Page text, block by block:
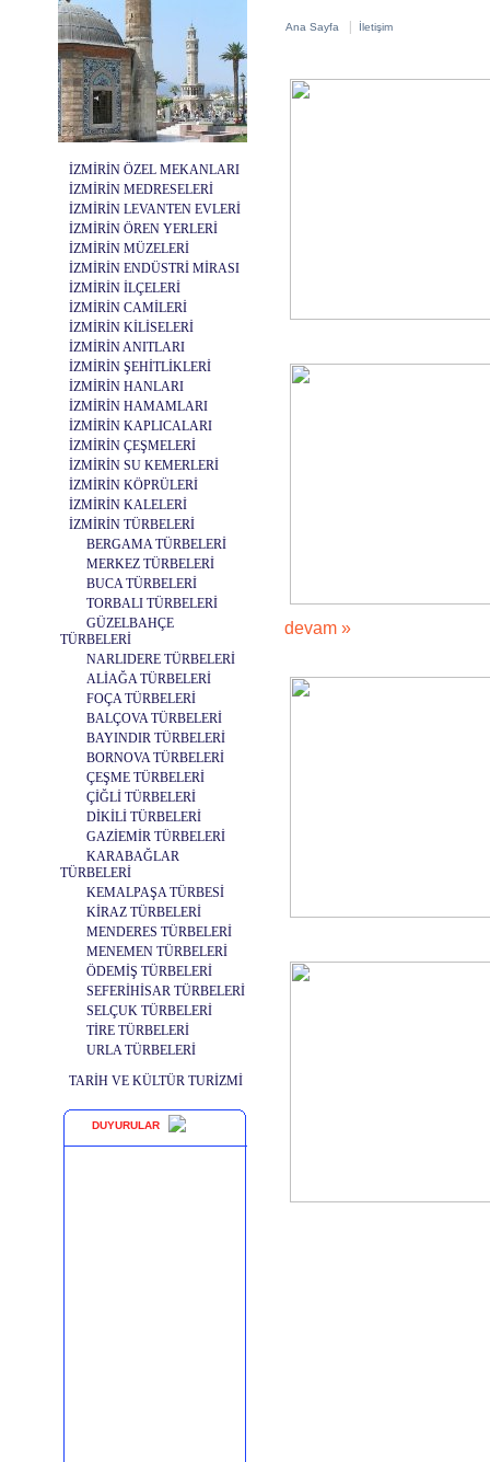
İZMİRİN ÖZEL MEKANLARI
İZMİRİN MEDRESELERİ
İZMİRİN LEVANTEN EVLERİ
İZMİRİN ÖREN YERLERİ
İZMİRİN MÜZELERİ
İZMİRİN ENDÜSTRİ MİRASI
İZMİRİN İLÇELERİ
İZMİRİN CAMİLERİ
İZMİRİN KİLİSELERİ
İZMİRİN ANITLARI
İZMİRİN ŞEHİTLİKLERİ
İZMİRİN HANLARI
İZMİRİN HAMAMLARI
İZMİRİN KAPLICALARI
İZMİRİN ÇEŞMELERİ
İZMİRİN SU KEMERLERİ
İZMİRİN KÖPRÜLERİ
İZMİRİN KALELERİ
İZMİRİN TÜRBELERİ
BERGAMA TÜRBELERİ
MERKEZ TÜRBELERİ
BUCA TÜRBELERİ
TORBALI TÜRBELERİ
GÜZELBAHÇE
TÜRBELERİ
NARLIDERE TÜRBELERİ
ALİAĞA TÜRBELERİ
FOÇA TÜRBELERİ
BALÇOVA TÜRBELERİ
BAYINDIR TÜRBELERİ
BORNOVA TÜRBELERİ
ÇEŞME TÜRBELERİ
ÇİĞLİ TÜRBELERİ
DİKİLİ TÜRBELERİ
GAZİEMİR TÜRBELERİ
KARABAĞLAR
TÜRBELERİ
KEMALPAŞA TÜRBESİ
KİRAZ TÜRBELERİ
MENDERES TÜRBELERİ
MENEMEN TÜRBELERİ
ÖDEMİŞ TÜRBELERİ
SEFERİHİSAR TÜRBELERİ
SELÇUK TÜRBELERİ
TİRE TÜRBELERİ
URLA TÜRBELERİ
TARİH VE KÜLTÜR TURİZMİ
DUYURULAR
Ana Sayfa| İletişim
devam »